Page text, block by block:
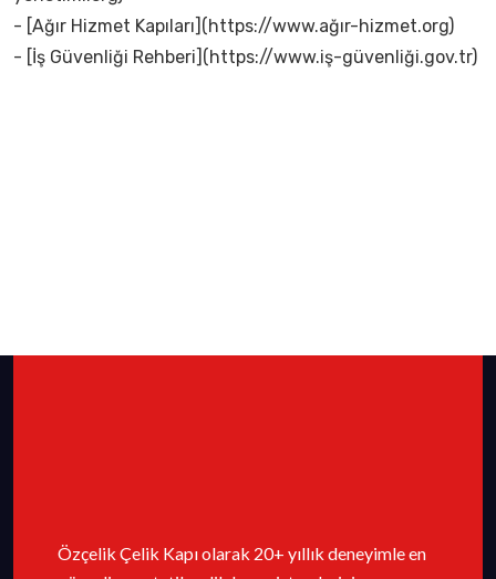
- [Ağır Hizmet Kapıları](https://www.ağır-hizmet.org)
- [İş Güvenliği Rehberi](https://www.iş-güvenliği.gov.tr)
Özçelik Çelik Kapı olarak 20+ yıllık deneyimle en